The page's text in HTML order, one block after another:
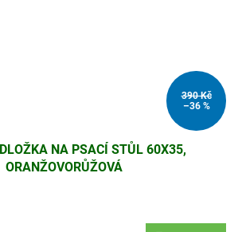
390 Kč
–36 %
NA PSACÍ STŮL 60X35,
ORANŽOVORŮŽOVÁ